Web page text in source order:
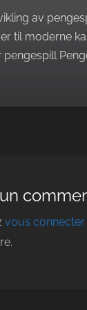
av
til moderne
pengespill
vous connecter